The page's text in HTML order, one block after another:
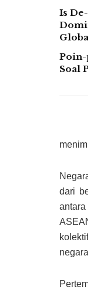
Is
Poin-
Soal
dari